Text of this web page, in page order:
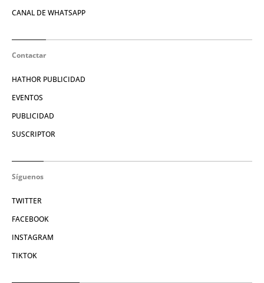
CANAL DE WHATSAPP
Contactar
HATHOR PUBLICIDAD
EVENTOS
PUBLICIDAD
SUSCRIPTOR
Síguenos
TWITTER
FACEBOOK
INSTAGRAM
TIKTOK